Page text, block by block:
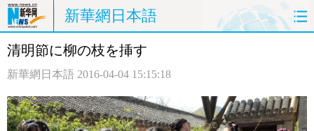
新華網日本語
ホームページ 政治
観光 評論 写真
清明節に柳の枝を挿す
新華網日本語 2016-04-04 15:15:18